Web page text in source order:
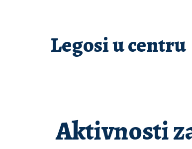
Legosi u centru
Aktivnosti